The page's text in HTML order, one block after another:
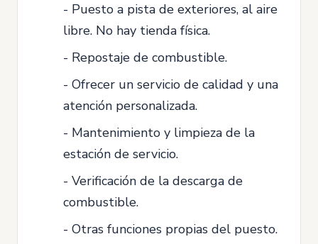
- Puesto a pista de exteriores, al aire
libre. No hay tienda física.
- Repostaje de combustible.
- Ofrecer un servicio de calidad y una
atención personalizada.
- Mantenimiento y limpieza de la
estación de servicio.
- Verificación de la descarga de
combustible.
- Otras funciones propias del puesto.